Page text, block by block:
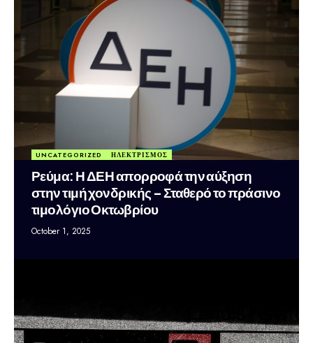
UNCATEGORIZED ΗΛΕΚΤΡΙΣΜΟΣ
Ρεύμα: Η ΔΕΗ απορροφά την αύξηση
στην τιμή χονδρικής – Σταθερό το πράσινο
τιμολόγιο Οκτωβρίου
October 1, 2025